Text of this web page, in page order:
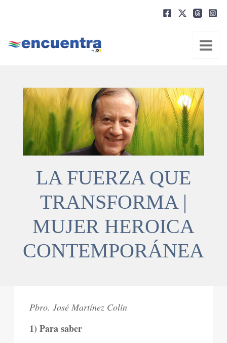
LA FUERZA QUE
TRANSFORMA |
MUJER HEROICA
CONTEMPORÁNEA
Pbro. José Martínez Colín
1) Para saber